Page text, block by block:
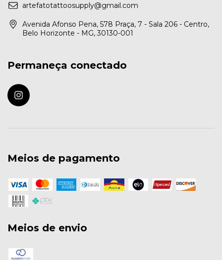
artefatotattoosupply@gmail.com
Avenida Afonso Pena, 578 Praça, 7 - Sala 206 - Centro,
Belo Horizonte - MG, 30130-001
Permaneça conectado
Meios de pagamento
Meios de envio